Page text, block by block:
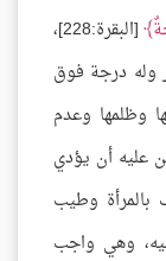
[البقرة:228]،
وله درجة فوق
وظلمها وعدم
عليه أن يؤدي
بالمرأة وطيب
وهي واجب